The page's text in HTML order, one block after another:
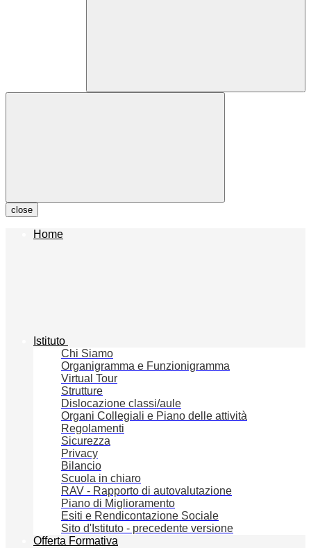
close
Home
Istituto
Chi Siamo
Organigramma e Funzionigramma
Virtual Tour
Strutture
Dislocazione classi/aule
Organi Collegiali e Piano delle attività
Regolamenti
Sicurezza
Privacy
Bilancio
Scuola in chiaro
RAV - Rapporto di autovalutazione
Piano di Miglioramento
Esiti e Rendicontazione Sociale
Sito d'Istituto - precedente versione
Offerta Formativa